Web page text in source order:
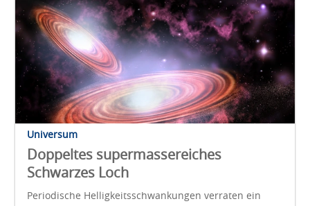
Universum
Doppeltes supermassereiches
Schwarzes Loch
Periodische Helligkeitsschwankungen verraten ein